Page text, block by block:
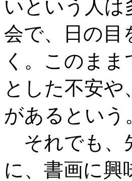
いという人は
会で、日の目
く。このま
とした不安
があるという
それでも、
に、書画に興